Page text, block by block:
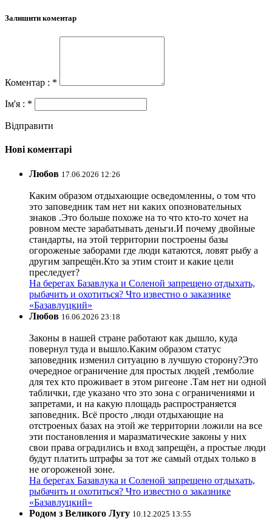
Залишити коментар
Коментар : *
Ім'я : *
Відправити
Нові коментарі
Любов 17.06.2026 12:26
Каким образом отдыхающие осведомленны, о том что
это заповедник там нет ни каких опозновательных
знаков .Это больше похоже на то что кто-то хочет на
ровном месте зарабатывать деньги.И почему двойные
стандарты, на этой территории построены базы
огороженые заборами где люди катаются, ловят рыбу а
другим запрещён.Кто за этим стоит и какие цели
преследует?
На берегах Базавлука и Соленой запрещено отдыхать,
рыбачить и охотиться? Что известно о заказнике
«Базавлуцкий»
Любов 16.06.2026 23:18
Законы в нашей стране работают как дышло, куда
повернул туда и вышло.Каким образом статус
заповедник изменил ситуацию в лучшую сторону?Это
очередное ограничение для простых людей ,темболие
для тех кто проживает в этом ригеоне .Там нет ни одной
таблички, где указано что это зона с ограничениями и
запретами, и на какую площадь распространяется
заповедник. Всё просто ,люди отдыхающие на
отстроеных базах на этой же территории ложили на все
эти постановления и маразматические законы у них
свои права оградились и вход запрещён, а простые люди
будут платить штрафы за тот же самый отдых только в
не огороженой зоне.
На берегах Базавлука и Соленой запрещено отдыхать,
рыбачить и охотиться? Что известно о заказнике
«Базавлуцкий»
Родом з Великого Лугу 10.12.2025 13:55